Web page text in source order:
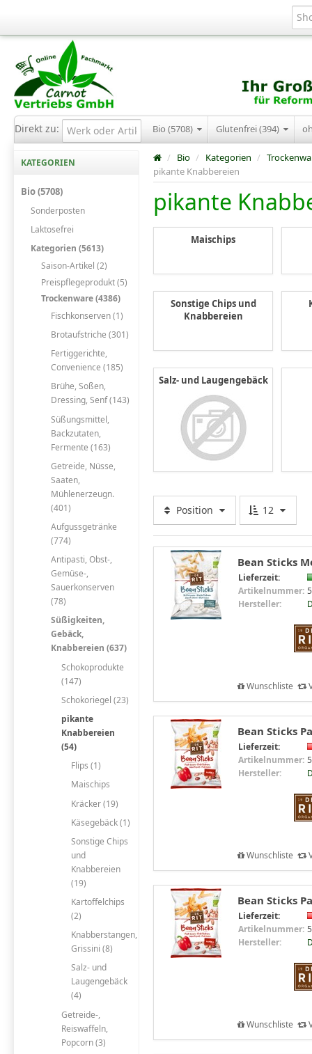
Direkt zu: Bio (5708) Glutenfrei (394)
KATEGORIEN
Bio (5708)
Sonderposten
Laktosefrei
Kategorien (5613)
Saison-Artikel (2)
Preispflegeprodukt (5)
Trockenware (4386)
Fischkonserven (1)
Brotaufstriche (301)
Fertiggerichte,
Convenience (185)
Brühe, Soßen,
Dressing, Senf (143)
Süßungsmittel,
Backzutaten,
Fermente (163)
Getreide, Nüsse,
Saaten,
Mühlenerzeugn.
(401)
Aufgussgetränke
(774)
Antipasti, Obst-,
Gemüse-,
Sauerkonserven
(78)
Süßigkeiten,
Gebäck,
Knabbereien (637)
Schokoprodukte
(147)
Schokoriegel (23)
pikante
Knabbereien
(54)
Flips (1)
Maischips
Kräcker (19)
Käsegebäck (1)
Sonstige Chips
und
Knabbereien
(19)
Kartoffelchips
(2)
Knabberstangen,
Grissini (8)
Salz- und
Laugengebäck
(4)
Getreide-,
Reiswaffeln,
Popcorn (3)
/ Bio / Kategorien /
pikante Knabbereien
pikante
Maischips
Sonstige Chips und
Knabbereien
Salz- und Laugengebäck
Position 12
Bean Sticks
Lieferzeit:
Artikelnummer:
Hersteller:
Wunschliste
Bean Sticks
Lieferzeit:
Artikelnummer:
Hersteller:
Wunschliste
Bean Sticks
Lieferzeit:
Artikelnummer:
Hersteller:
Wunschliste